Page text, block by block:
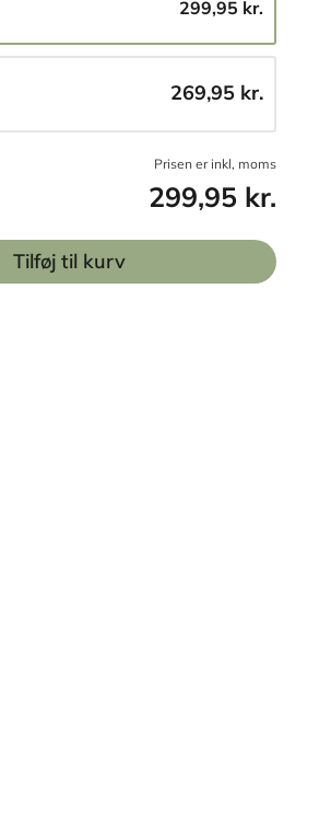
299,95 kr.
269,95 kr.
Prisen er inkl, moms
299,95 kr.
Tilføj til kurv